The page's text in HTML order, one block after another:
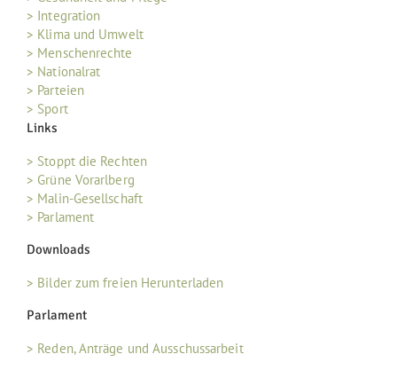
> Integration
> Klima und Umwelt
> Menschenrechte
> Nationalrat
> Parteien
> Sport
Links
> Stoppt die Rechten
> Grüne Vorarlberg
> Malin-Gesellschaft
> Parlament
Downloads
> Bilder zum freien Herunterladen
Parlament
> Reden, Anträge und Ausschussarbeit